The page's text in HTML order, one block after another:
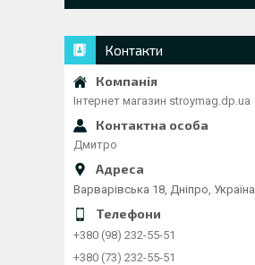
Контакти
Інтернет магазин stroymag.dp.ua
Дмитро
Варварівська 18, Дніпро, Україна
+380 (98) 232-55-51
+380 (73) 232-55-51